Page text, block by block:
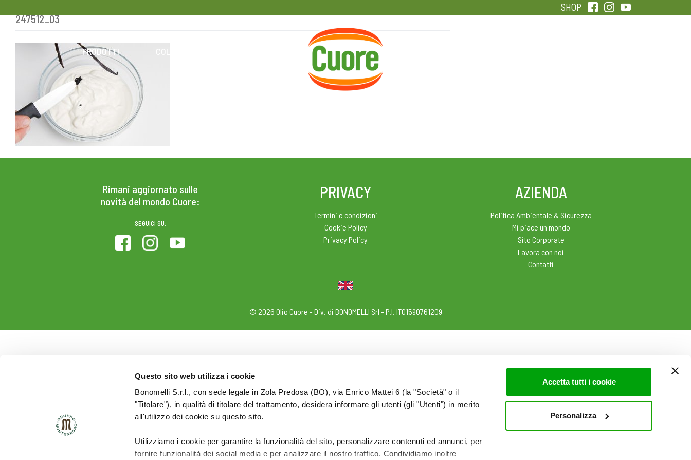
Questo sito web utilizza i cookie
Bonomelli S.r.l., con sede legale in Zola Predosa (BO), via Enrico Mattei 6 (la "Società" o il
"Titolare"), in qualità di titolare del trattamento, desidera informare gli utenti (gli "Utenti") in merito
all'utilizzo dei cookie su questo sito.
Utilizziamo i cookie per garantire la funzionalità del sito, personalizzare contenuti ed annunci, per
fornire funzionalità dei social media e per analizzare il nostro traffico. Condividiamo inoltre
Accetta tutti i cookie
Personalizza
Skip
content
SHOP
PRODOTTI
HOME
247512_03
Rimani aggiornato sulle
novità del mondo Cuore:
SEGUICI SU:
PRIVACY
Termini e condizioni
Cookie Policy
Privacy Policy
AZIENDA
Politica Ambientale & Sicurezza
Mi piace un mondo
Sito Corporate
Lavora con noi
Contatti
© 2026 Olio Cuore - Div. di BONOMELLI Srl - P.I. IT01590761209